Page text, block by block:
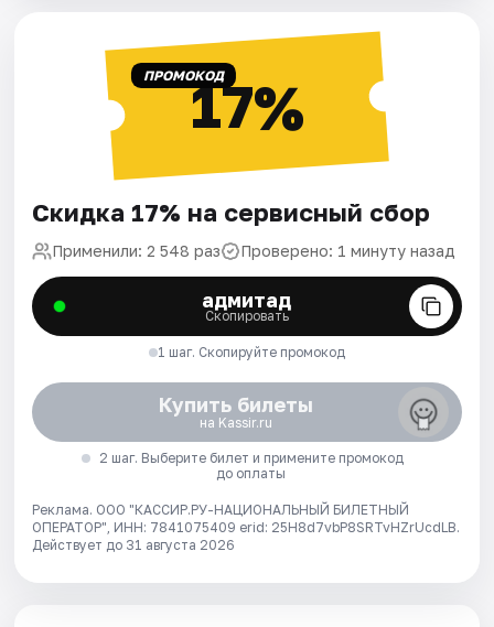
ПРОМОКОД17%
Скидка 17% на сервисный сбор
Применили: 2 548 раз Проверено: 1 минуту назад
адмитад
Скопировать
1 шаг. Скопируйте промокод
Купить билеты
на Kassir.ru
2 шаг. Выберите билет и примените промокод
до оплаты
Реклама. ООО "КАССИР.РУ-НАЦИОНАЛЬНЫЙ БИЛЕТНЫЙ
ОПЕРАТОР", ИНН: 7841075409 erid: 25H8d7vbP8SRTvHZrUcdLB.
Действует до 31 августа 2026